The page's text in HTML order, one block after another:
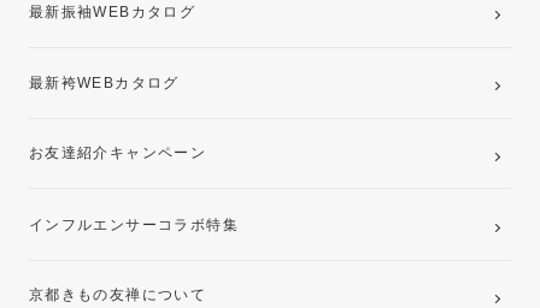
最新振袖WEBカタログ
最新袴WEBカタログ
お友達紹介キャンペーン
インフルエンサーコラボ特集
京都きもの友禅について